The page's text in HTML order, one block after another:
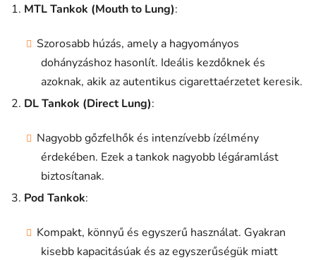
MTL Tankok (Mouth to Lung):
Szorosabb húzás, amely a hagyományos
dohányzáshoz hasonlít. Ideális kezdőknek és
azoknak, akik az autentikus cigarettaérzetet keresik.
DL Tankok (Direct Lung):
Nagyobb gőzfelhők és intenzívebb ízélmény
érdekében. Ezek a tankok nagyobb légáramlást
biztosítanak.
Pod Tankok:
Kompakt, könnyű és egyszerű használat. Gyakran
kisebb kapacitásúak és az egyszerűségük miatt